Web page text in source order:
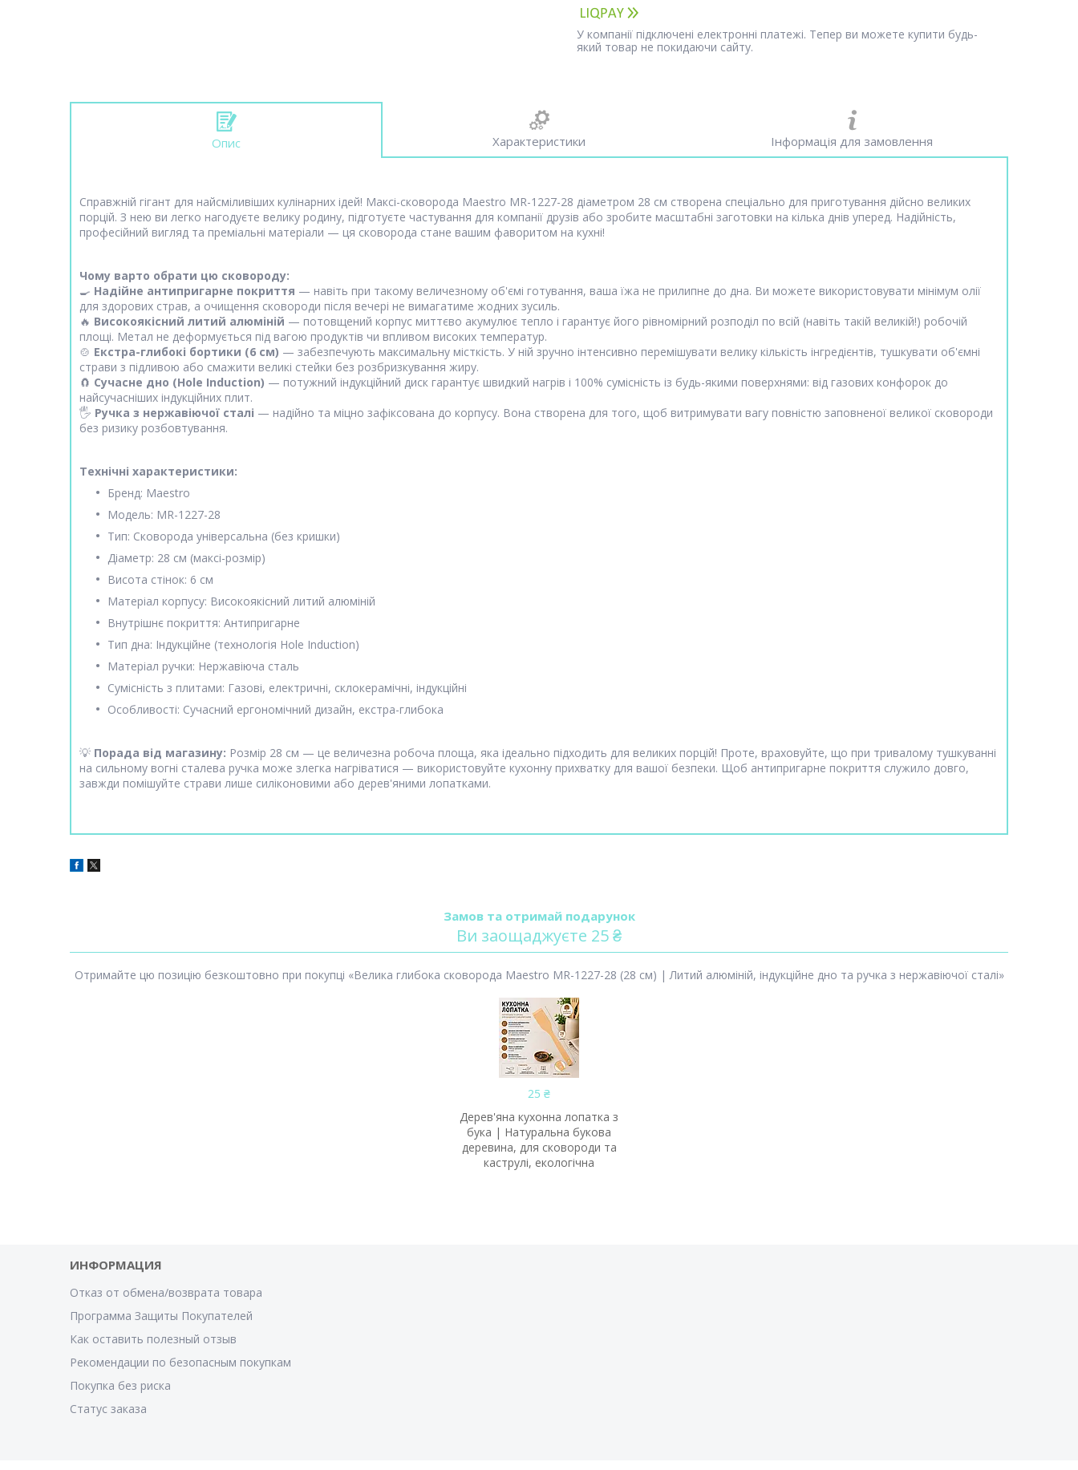
У компанії підключені електронні платежі. Тепер ви можете купити будь-
який товар не покидаючи сайту.
Опис Характеристики Інформація для замовлення
Справжній гігант для найсміливіших кулінарних ідей! Максі-сковорода Maestro MR-1227-28 діаметром 28 см створена спеціально для приготування дійсно великих
порцій. З нею ви легко нагодуєте велику родину, підготуєте частування для компанії друзів або зробите масштабні заготовки на кілька днів уперед. Надійність,
професійний вигляд та преміальні матеріали — ця сковорода стане вашим фаворитом на кухні!
Чому варто обрати цю сковороду:
🍳 Надійне антипригарне покриття — навіть при такому величезному об'ємі готування, ваша їжа не прилипне до дна. Ви можете використовувати мінімум олії
для здорових страв, а очищення сковороди після вечері не вимагатиме жодних зусиль.
🔥 Високоякісний литий алюміній — потовщений корпус миттєво акумулює тепло і гарантує його рівномірний розподіл по всій (навіть такій великій!) робочій
площі. Метал не деформується під вагою продуктів чи впливом високих температур.
🍲 Екстра-глибокі бортики (6 см) — забезпечують максимальну місткість. У ній зручно інтенсивно перемішувати велику кількість інгредієнтів, тушкувати об'ємні
страви з підливою або смажити великі стейки без розбризкування жиру.
🧲 Сучасне дно (Hole Induction) — потужний індукційний диск гарантує швидкий нагрів і 100% сумісність із будь-якими поверхнями: від газових конфорок до
найсучасніших індукційних плит.
🖐️ Ручка з нержавіючої сталі — надійно та міцно зафіксована до корпусу. Вона створена для того, щоб витримувати вагу повністю заповненої великої сковороди
без ризику розбовтування.
Технічні характеристики:
Бренд: Maestro
Модель: MR-1227-28
Тип: Сковорода універсальна (без кришки)
Діаметр: 28 см (максі-розмір)
Висота стінок: 6 см
Матеріал корпусу: Високоякісний литий алюміній
Внутрішнє покриття: Антипригарне
Тип дна: Індукційне (технологія Hole Induction)
Матеріал ручки: Нержавіюча сталь
Сумісність з плитами: Газові, електричні, склокерамічні, індукційні
Особливості: Сучасний ергономічний дизайн, екстра-глибока
💡 Порада від магазину: Розмір 28 см — це величезна робоча площа, яка ідеально підходить для великих порцій! Проте, враховуйте, що при тривалому тушкуванні
на сильному вогні сталева ручка може злегка нагріватися — використовуйте кухонну прихватку для вашої безпеки. Щоб антипригарне покриття служило довго,
завжди помішуйте страви лише силіконовими або дерев'яними лопатками.
Замов та отримай подарунок
Ви заощаджуєте 25 ₴
Отримайте цю позицію безкоштовно при покупці «Велика глибока сковорода Maestro MR-1227-28 (28 см) | Литий алюміній, індукційне дно та ручка з нержавіючої сталі»
25 ₴
Дерев'яна кухонна лопатка з
бука | Натуральна букова
деревина, для сковороди та
каструлі, екологічна
ИНФОРМАЦИЯ
Отказ от обмена/возврата товара
Программа Защиты Покупателей
Как оставить полезный отзыв
Рекомендации по безопасным покупкам
Покупка без риска
Статус заказа